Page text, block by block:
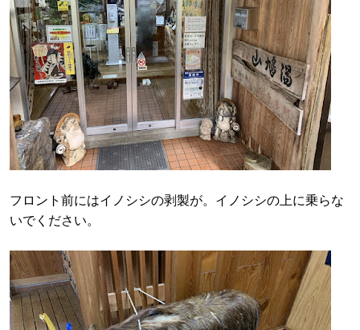
フロント前にはイノシシの剥製が。イノシシの上に乗らな
いでください。